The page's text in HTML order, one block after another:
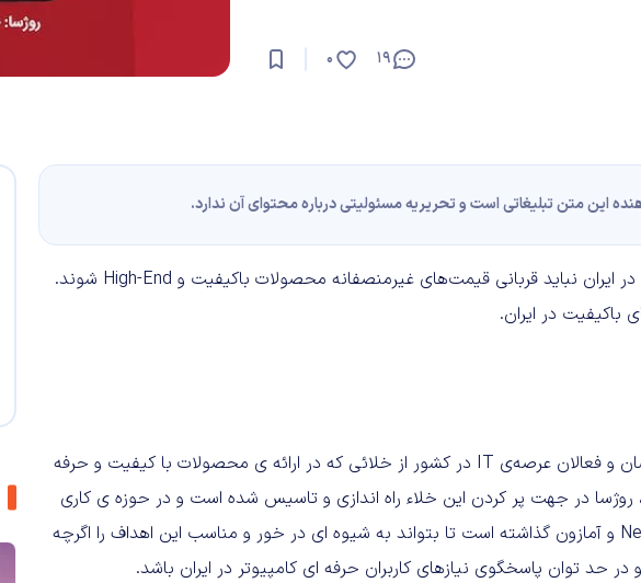
19
0
این متن تبلیغاتی است و تحریریه مسئولیتی درباره محتوای آن ندارد.
گیک‌ها و حرفه‌ ای‌ ترین کاربران کامپیوتر در ایران نباید قربانی قیمت‌های غیرمنصفانه محصولات باکیفیت و ‌High-End شوند.
باکیفیت در ایران.
نردها، گیک‌ ها، برنامه‌ نویسان، متخصصان و فعالان عرصه‌ی IT در کشور از خلائی که در ارائه‌ ی محصولات با کیفیت و حرفه‌
روژسا در جهت پر کردن این خلاء راه‌ اندازی و تاسیس شده است و در حوزه‌ ی کاری
خودش پا در راه بزرگانی همچون NewEgg و آمازون گذاشته است تا بتواند به شیوه‌ ای در خور و مناسب این اهداف را اگرچه
حد توان پاسخگوی نیازهای کاربران حرفه‌ ای کامپیوتر در ایران باشد.